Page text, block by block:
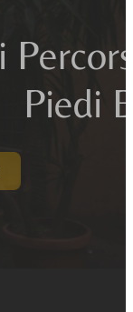
Piedi